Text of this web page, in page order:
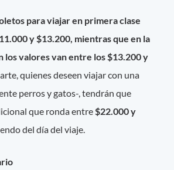
para viajar en primera clase
y $13.200, mientras que en la
los valores van entre los $13.200 y
quienes deseen viajar con una
perros y gatos-, tendrán que
que ronda entre$22.000 y
del día del viaje.